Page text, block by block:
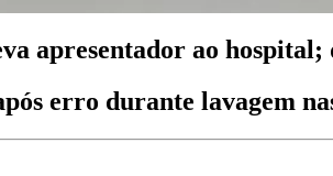
apresentador ao
erro durante lavagem